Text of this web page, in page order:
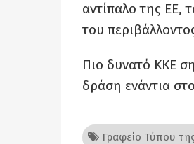
αντίπαλο της ΕΕ,
του
Πιο δυνατό ΚΚΕ
δράση ενάντια
Γραφείο Τύπου